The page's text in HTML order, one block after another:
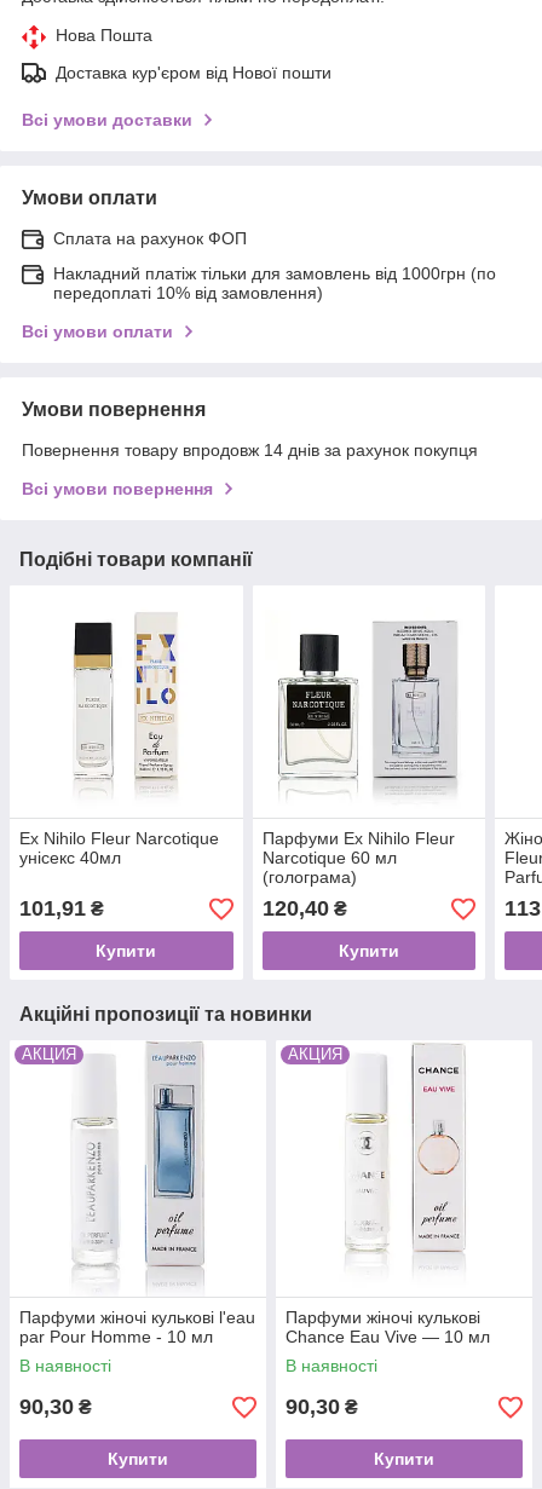
Нова Пошта
Доставка кур'єром від Нової пошти
Всі умови доставки
Умови оплати
Сплата на рахунок ФОП
Накладний платіж тільки для замовлень від 1000грн (по
передоплаті 10% від замовлення)
Всі умови оплати
Умови повернення
Повернення товару впродовж 14 днів за рахунок покупця
Всі умови повернення
Подібні товари компанії
Ex Nihilo Fleur Narcotique
унісекс 40мл
101,91 ₴
Купити
Парфуми Ex Nihilo Fleur
Narcotique 60 мл
(голограма)
120,40₴
Купити
Акційні пропозиції та новинки
АКЦИЯ
Парфуми жіночі кулькові l'eau
par Pour Homme - 10 мл
В наявності
90,30 ₴
Купити
АКЦИЯ
Парфуми жіночі кулькові
Chance Eau Vive — 10 мл
В наявності
90,30 ₴
Купити